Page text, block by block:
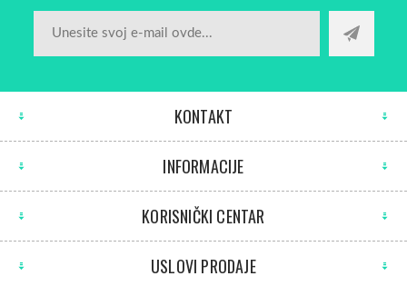
KONTAKT
INFORMACIJE
KORISNIČKI CENTAR
USLOVI PRODAJE